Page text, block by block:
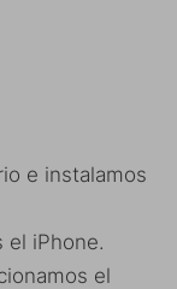
e instalamos
el iPhone.
el